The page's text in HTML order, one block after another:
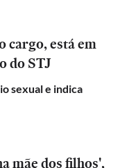
cargo, está em
do STJ
sexual e indica
mãe dos filhos',